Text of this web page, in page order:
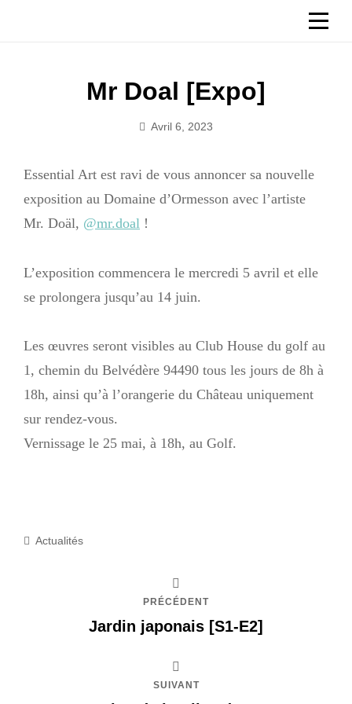
Mr Doal [Expo]
Avril 6, 2023
Essential Art est ravi de vous annoncer sa nouvelle
exposition au Domaine d’Ormesson avec l’artiste
Mr. Doäl, @mr.doal !
L’exposition commencera le mercredi 5 avril et elle
se prolongera jusqu’au 14 juin.
Les œuvres seront visibles au Club House du golf au
1, chemin du Belvédère 94490 tous les jours de 8h à
18h, ainsi qu’à l’orangerie du Château uniquement
sur rendez-vous.
Vernissage le 25 mai, à 18h, au Golf.
Catégories
Actualités
Navigation
PRÉCÉDENT
Jardin japonais [S1-E2]
SUIVANT